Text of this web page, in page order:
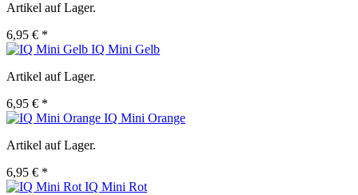
Artikel auf Lager.
6,95 € *
IQ Mini Gelb
Artikel auf Lager.
6,95 € *
IQ Mini Orange
Artikel auf Lager.
6,95 € *
IQ Mini Rot